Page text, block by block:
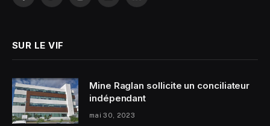
SUR LE VIF
Mine Raglan sollicite un conciliateur
indépendant
mai 30, 2023